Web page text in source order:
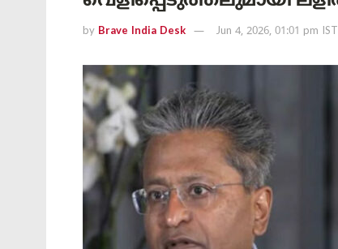
by Brave India Desk Jun 4, 2026, 01:01 pm IST